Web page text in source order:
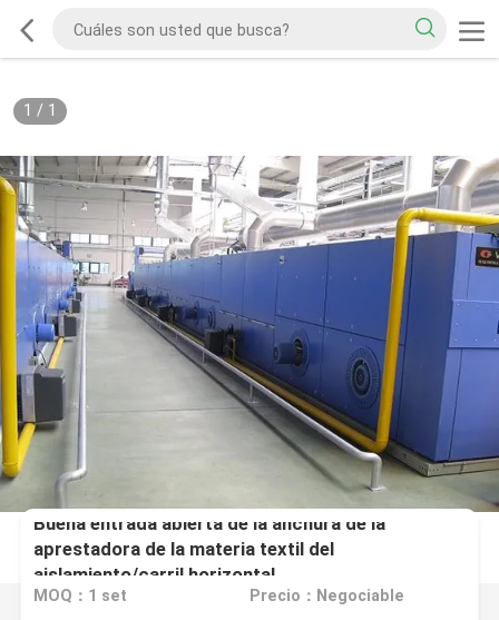
1 / 1
Buena entrada abierta de la anchura de la
aprestadora de la materia textil del
aislamiento/carril horizontal
MOQ：1 set Precio：Negociable